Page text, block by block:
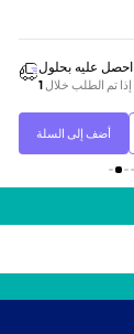
احصل عليه بحلول
إذا تم الطلب خلال
أضف إلى السلة